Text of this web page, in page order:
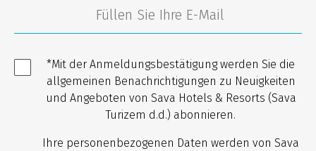
*Mit der Anmeldungsbestätigung werden Sie die
allgemeinen Benachrichtigungen zu Neuigkeiten
und Angeboten von Sava Hotels & Resorts (Sava
Turizem d.d.) abonnieren.
Ihre personenbezogenen Daten werden von Sava